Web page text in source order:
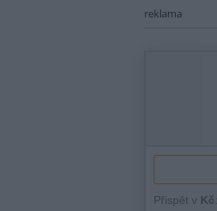
reklama